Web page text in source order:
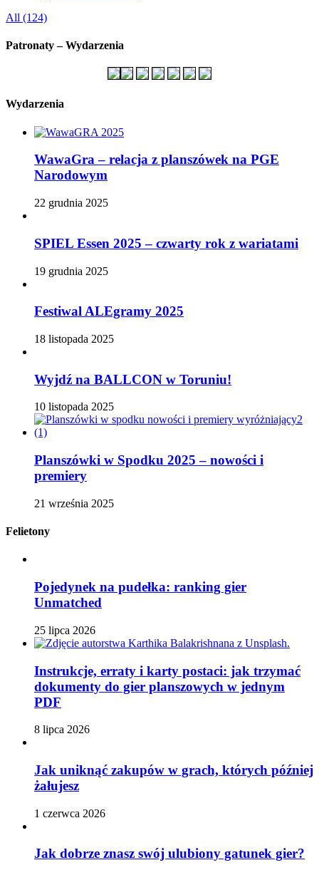
All (124)
Patronaty – Wydarzenia
Wydarzenia
WawaGra – relacja z planszówek na PGE
Narodowym
22 grudnia 2025
SPIEL Essen 2025 – czwarty rok z wariatami
19 grudnia 2025
Festiwal ALEgramy 2025
18 listopada 2025
Wyjdź na BALLCON w Toruniu!
10 listopada 2025
Planszówki w Spodku 2025 – nowości i
premiery
21 września 2025
Felietony
Pojedynek na pudełka: ranking gier
Unmatched
25 lipca 2026
Instrukcje, erraty i karty postaci: jak trzymać
dokumenty do gier planszowych w jednym
PDF
8 lipca 2026
Jak uniknąć zakupów w grach, których później
żałujesz
1 czerwca 2026
Jak dobrze znasz swój ulubiony gatunek gier?